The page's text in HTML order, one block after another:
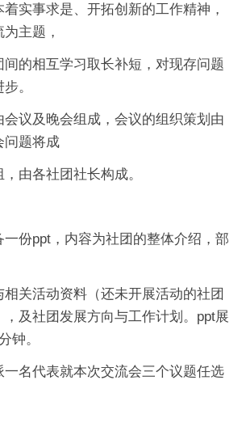
实事求是、开拓创新的工作精神，
主题，
间的相互学习取长补短，对现存问题
。
会议及晚会组成，会议的组织策划由
问题将成
由各社团社长构成。
一份ppt，内容为社团的整体介绍，部
相关活动资料（还未开展活动的社团
及社团发展方向与工作计划。ppt展
钟。
一名代表就本次交流会三个议题任选